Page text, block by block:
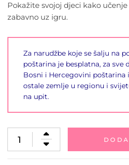
Pokažite svojoj djeci kako
zabavno uz igru.
Za narudžbe koje se šalju na
poštarina je besplatna, za sve
Bosni i Hercegovini poštarina
ostale zemlje u regionu i
na upit.